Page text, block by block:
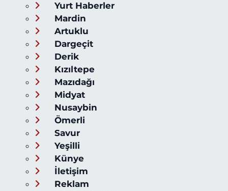
Yurt Haberler
Mardin
Artuklu
Dargeçit
Derik
Kızıltepe
Mazıdağı
Midyat
Nusaybin
Ömerli
Savur
Yeşilli
Künye
İletişim
Reklam